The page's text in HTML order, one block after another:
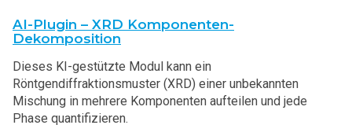
AI-Plugin – XRD Komponenten-
Dekomposition
Dieses KI-gestützte Modul kann ein
Röntgendiffraktionsmuster (XRD) einer unbekannten
Mischung in mehrere Komponenten aufteilen und jede
Phase quantifizieren.